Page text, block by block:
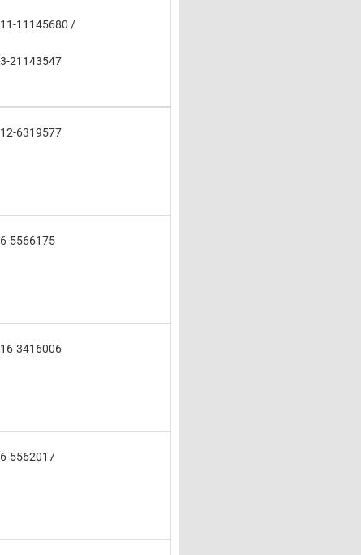
11145680 /
21143547
6319577
5566175
3416006
5562017